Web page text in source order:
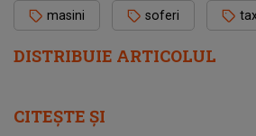
DISTRIBUIE ARTICOLUL
masini soferi
CITEȘTE ȘI